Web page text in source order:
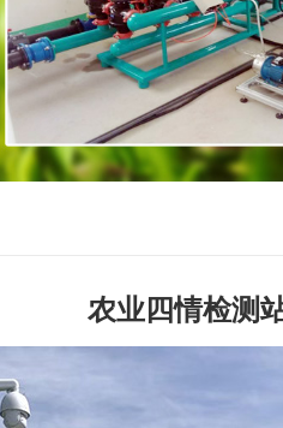
农业四情检测